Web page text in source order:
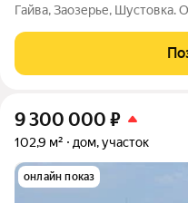
Гайва, Заозерье, Шустовка.
10 идти. СНТ "Кабельщик-
шлагбаум для
9 300 000 ₽
102,9 м² дом, участок
онлайн показ